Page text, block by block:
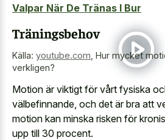
Valpar När De Tränas I Bur
Träningsbehov
Källa: youtube.com Hur mycket
verkligen?
Motion är viktigt för vårt fysiska
välbefinnande, och det är bra att
motion kan minska risken för
upp till 30 procent.